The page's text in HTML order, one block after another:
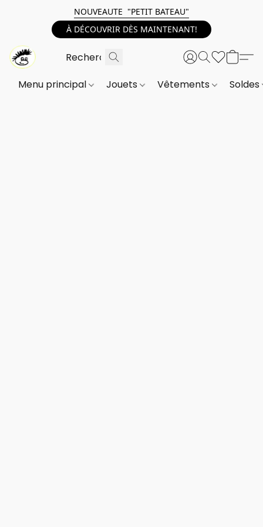
NOUVEAUTE "PETIT BATEAU"
À DÉCOUVRIR DÈS MAINTENANT!
Menu principal Jouets Vêtements Soldes